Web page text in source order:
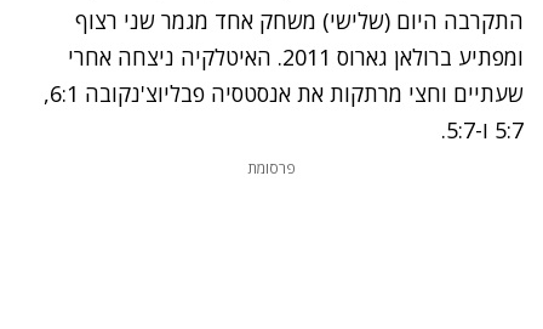
התקרבה היום (שלישי) משחק אחד מגמר שני רצוף
ומפתיע ברולאן גארוס 2011. האיטלקיה ניצחה אחרי
שעתיים וחצי מרתקות את אנסטסיה פבליוצ'נקובה 6:1,
5:7 ו-5:7.
פרסומת